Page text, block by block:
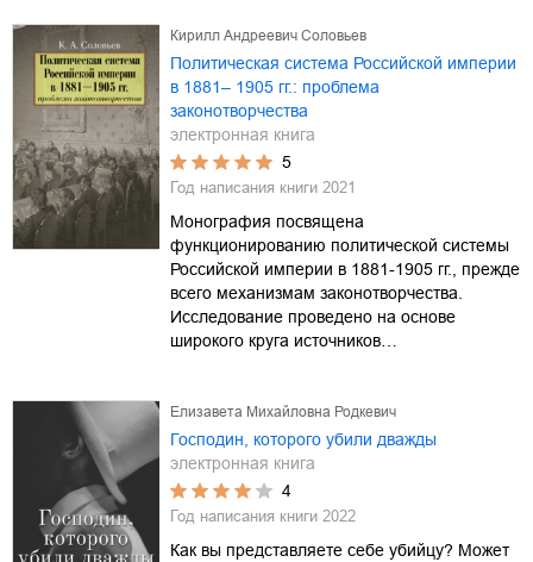
Кирилл Андреевич Соловьев
Политическая система Российской империи
в 1881– 1905 гг.: проблема
законотворчества
электронная книга
5
Год написания книги 2021
Монография посвящена
функционированию политической системы
Российской империи в 1881-1905 гг., прежде
всего механизмам законотворчества.
Исследование проведено на основе
широкого круга источников…
Елизавета Михайловна Родкевич
Господин, которого убили дважды
электронная книга
4
Год написания книги 2022
Как вы представляете себе убийцу? Может